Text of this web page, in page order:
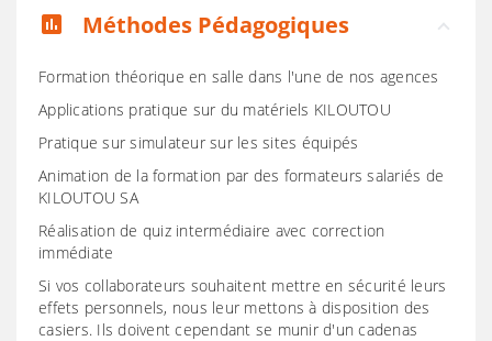
assessment Méthodes Pédagogiques
Formation théorique en salle dans l'une de nos agences
Applications pratique sur du matériels KILOUTOU
Pratique sur simulateur sur les sites équipés
Animation de la formation par des formateurs salariés de
KILOUTOU SA
Réalisation de quiz intermédiaire avec correction
immédiate
Si vos collaborateurs souhaitent mettre en sécurité leurs
effets personnels, nous leur mettons à disposition des
casiers. Ils doivent cependant se munir d'un cadenas